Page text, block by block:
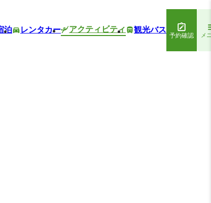
泊 レンタカー アクティビティ 観光バス
予約確認 メ